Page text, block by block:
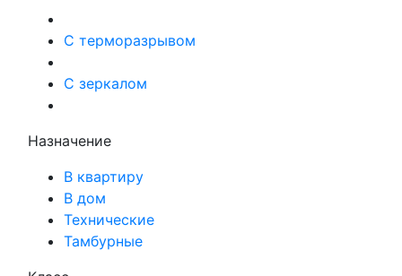
С терморазрывом
С зеркалом
Назначение
В квартиру
В дом
Технические
Тамбурные